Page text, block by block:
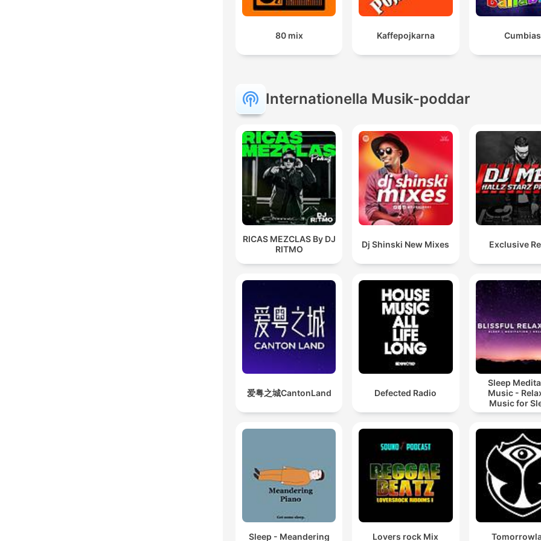
80 mix Kaffepojkarna Cumbias
Internationella Musik-poddar
RICAS MEZCLAS By DJ
RITMO
Dj Shinski New Mixes Exclusive
爱粤之城CantonLand Defected Radio
Sleep
Music -
Music for
Sleep - Meandering Lovers rock Mix